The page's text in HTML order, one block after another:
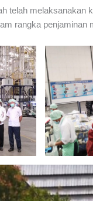
telah melaksanakan
rangka